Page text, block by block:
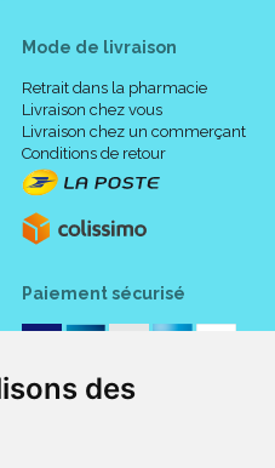
des
Mode de livraison
Retrait dans la pharmacie
Livraison chez vous
Livraison chez un commerçant
Conditions de retour
Paiement sécurisé